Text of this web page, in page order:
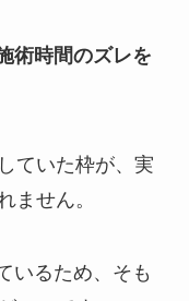
術時間のズレを
ていた枠が、実
ません。
いるため、そも